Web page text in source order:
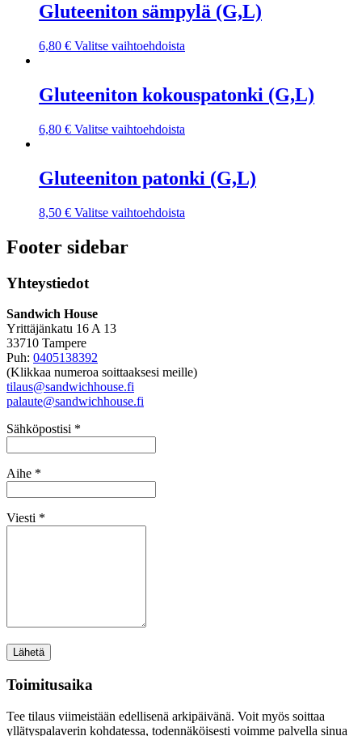
Gluteeniton sämpylä (G,L)
6,80 € Valitse vaihtoehdoista
Gluteeniton kokouspatonki (G,L)
6,80 € Valitse vaihtoehdoista
Gluteeniton patonki (G,L)
8,50 € Valitse vaihtoehdoista
Footer sidebar
Yhteystiedot
Sandwich House
Yrittäjänkatu 16 A 13
33710 Tampere
Puh: 0405138392
(Klikkaa numeroa soittaaksesi meille)
tilaus@sandwichhouse.fi
palaute@sandwichhouse.fi
Sähköpostisi *
Aihe *
Viesti *
Toimitusaika
Tee tilaus viimeistään edellisenä arkipäivänä. Voit myös soittaa
yllätyspalaverin kohdatessa, todennäköisesti voimme palvella sinua